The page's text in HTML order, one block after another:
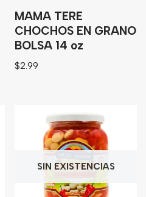
MAMA TERE
CHOCHOS EN GRANO
BOLSA 14 oz
$2.99
SIN EXISTENCIAS